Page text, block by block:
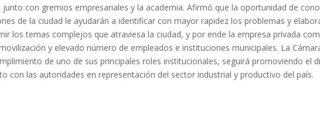
con gremios empresariales y la academia. Afirmó que la oportunidad de
de la ciudad le ayudarán a identificar con mayor rapidez los problemas y
los temas complejos que atraviesa la ciudad, y por ende la empresa privada
y elevado número de empleados e instituciones municipales. La
de uno de sus principales roles institucionales, seguirá promoviendo el
con las autoridades en representación del sector industrial y productivo del país.